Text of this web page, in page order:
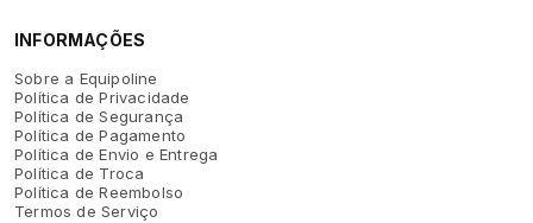
INFORMAÇÕES
Sobre a Equipoline
Política de Privacidade
Política de Segurança
Política de Pagamento
Política de Envio e Entrega
Política de Troca
Política de Reembolso
Termos de Serviço